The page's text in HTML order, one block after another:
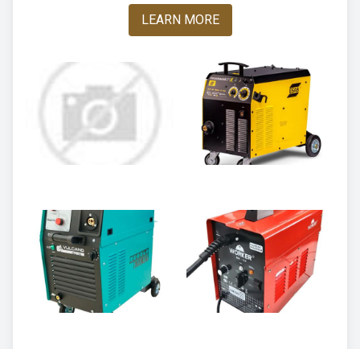
LEARN MORE